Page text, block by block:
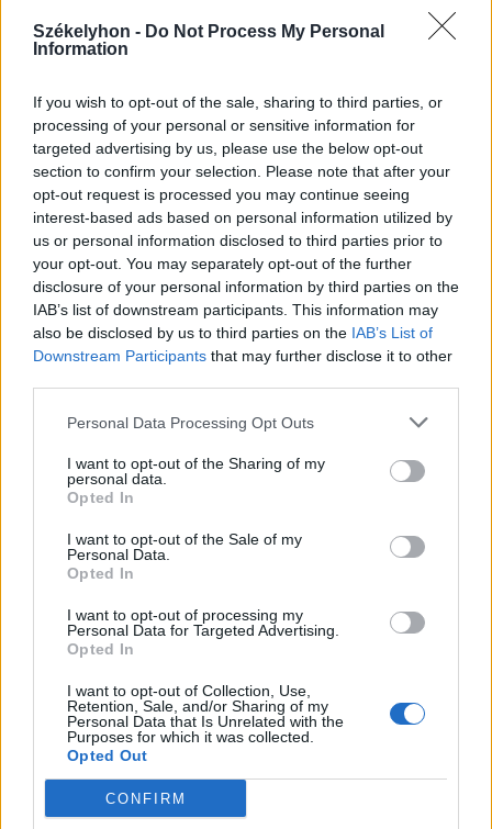
Székelyhon - Do Not Process My Personal
Information
If you wish to opt-out of the sale, sharing to third parties, or
processing of your personal or sensitive information for
targeted advertising by us, please use the below opt-out
section to confirm your selection. Please note that after your
opt-out request is processed you may continue seeing
interest-based ads based on personal information utilized by
us or personal information disclosed to third parties prior to
your opt-out. You may separately opt-out of the further
disclosure of your personal information by third parties on the
IAB’s list of downstream participants. This information may
also be disclosed by us to third parties on the IAB’s List of
Downstream Participants that may further disclose it to other
Personal Data Processing Opt Outs
I want to opt-out of the Sharing of my
personal data.
Opted In
I want to opt-out of the Sale of my
Personal Data.
Opted In
I want to opt-out of processing my
Personal Data for Targeted Advertising.
Opted In
I want to opt-out of Collection, Use,
Retention, Sale, and/or Sharing of my
Personal Data that Is Unrelated with the
Purposes for which it was collected.
Opted Out
CONFIRM
Székelyhon
akiket villámcsapás ért a
Maros partján – frissítve
Székely Sport
Corbu góljától hangos a
román és a magyar sajtó,
válogatott meghívót
sürgetnek
Krónika
Majka ügyvédje a romániai
telefonszámról érkezett
fenyegetés miatt
Székely Sport
előnyből várja a visszavágót a
Ferencváros
Nőileg
Sándor Ella: Na, indíts, s